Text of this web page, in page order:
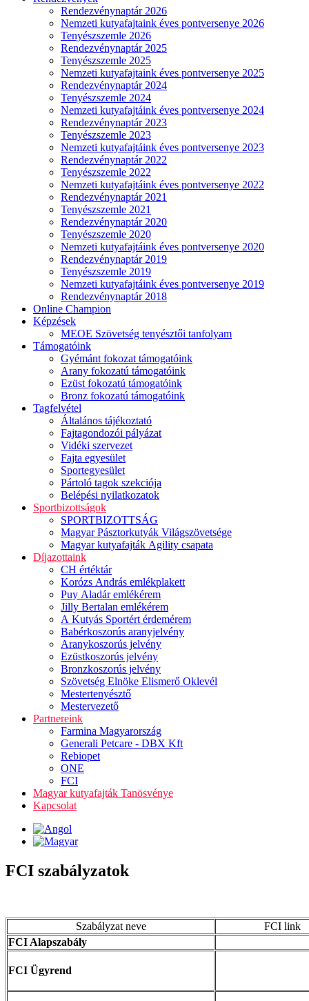
Rendezvénynaptár 2026
Nemzeti kutyafajtaink éves pontversenye 2026
Tenyészszemle 2026
Rendezvénynaptár 2025
Tenyészszemle 2025
Nemzeti kutyafajtaink éves pontversenye 2025
Rendezvénynaptár 2024
Tenyészszemle 2024
Nemzeti kutyafajtáink éves pontversenye 2024
Rendezvénynaptár 2023
Tenyészszemle 2023
Nemzeti kutyafajtáink éves pontversenye 2023
Rendezvénynaptár 2022
Tenyészszemle 2022
Nemzeti kutyafajtáink éves pontversenye 2022
Rendezvénynaptár 2021
Tenyészszemle 2021
Rendezvénynaptár 2020
Tenyészszemle 2020
Nemzeti kutyafajtáink éves pontversenye 2020
Rendezvénynaptár 2019
Tenyészszemle 2019
Nemzeti kutyafajtáink éves pontversenye 2019
Rendezvénynaptár 2018
Online Champion
Képzések
MEOE Szövetség tenyésztői tanfolyam
Támogatóink
Gyémánt fokozat támogatóink
Arany fokozatú támogatóink
Ezüst fokozatú támogatóink
Bronz fokozatú támogatóink
Tagfelvétel
Általános tájékoztató
Fajtagondozói pályázat
Vidéki szervezet
Fajta egyesület
Sportegyesület
Pártoló tagok szekciója
Belépési nyilatkozatok
Sportbizottságok
SPORTBIZOTTSÁG
Magyar Pásztorkutyák Világszövetsége
Magyar kutyafajták Agility csapata
Díjazottaink
CH értéktár
Korózs András emlékplakett
Puy Aladár emlékérem
Jilly Bertalan emlékérem
A Kutyás Sportért érdemérem
Babérkoszorús aranyjelvény
Aranykoszorús jelvény
Ezüstkoszorús jelvény
Bronzkoszorús jelvény
Szövetség Elnöke Elismerő Oklevél
Mestertenyésztő
Mestervezető
Partnereink
Farmina Magyarország
Generali Petcare - DBX Kft
Rebiopet
ONE
FCI
Magyar kutyafajták Tanösvénye
Kapcsolat
FCI szabályzatok
Szabályzat neve
FCI link
FCI Alapszabály
FCI Ügyrend